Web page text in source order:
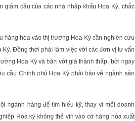
giảm cầu của các nhà nhập khẩu Hoa Kỳ, chắc
hàng hóa vào thị trường Hoa Kỳ cần nghiên cứu
Kỳ. Đồng thời phải làm việc với các đơn vị tư vấn
Hoa Kỳ và bán với giá thành thấp, bởi ngay
cầu Chính phủ Hoa Kỳ phải bảo vệ ngành sản
ngành hàng để tìm hiểu kỹ, thay vì mỗi doanh
Hoa kỳ không thể vin vào cớ hàng hóa xuất